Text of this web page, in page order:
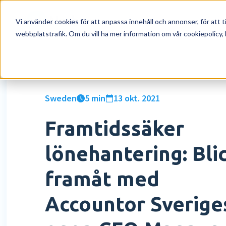
Vi använder cookies för att anpassa innehåll och annonser, för
webbplatstrafik. Om du vill ha mer information om vår cookiepolicy,
För vem
Företag
Digital mapp
HR workflows
Performance
Rapporter och översikter
Mer HR funktioner »
Blogg
Academy
Vilka är vi
Partnerskap
Sweden 5 min 13 okt. 2021
Framtidssäker
lönehantering:
framåt med
Accountor